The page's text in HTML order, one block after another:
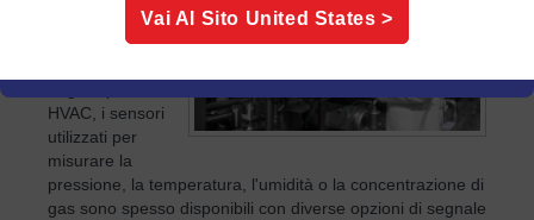
HVAC, i sensori
utilizzati per
misurare la
pressione, la temperatura, l'umidità o la concentrazione di
gas sono spesso disponibili con diverse opzioni di segnale
Vai Al Sito United States >